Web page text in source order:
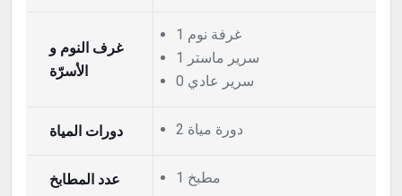
غرف النوم و
الأسرّة
1 غرفة نوم
1 سرير ماستر
0 سرير عادي
دورات المياة 2 دورة مياة
عدد المطابخ 1 مطبخ